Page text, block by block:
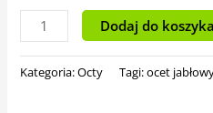
Dodaj do koszyka
Kategoria:Octy Tagi:ocet